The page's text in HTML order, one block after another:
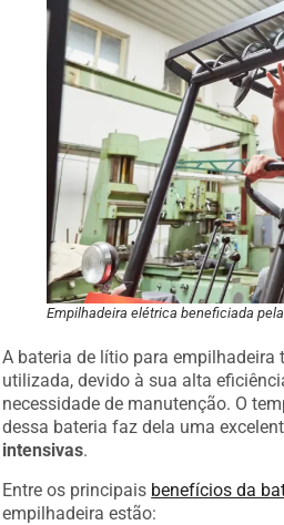
Empilhadeira elétrica beneficiada
A bateria de lítio para empilhadeira
utilizada, devido à sua alta
necessidade de manutenção. O
dessa bateria faz dela uma
intensivas.
Entre os principais benefícios da
empilhadeira estão: